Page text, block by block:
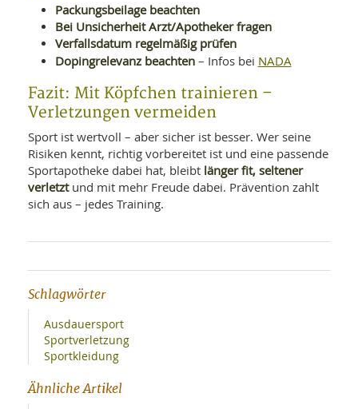
Packungsbeilage beachten
Bei Unsicherheit Arzt/Apotheker fragen
Verfallsdatum regelmäßig prüfen
Dopingrelevanz beachten– Infos bei NADA
Fazit: Mit Köpfchen trainieren –
Verletzungen vermeiden
Sport ist wertvoll – aber sicher ist besser. Wer seine
Risiken kennt, richtig vorbereitet ist und eine passende
Sportapotheke dabei hat, bleibt länger fit, seltener
verletztund mit mehr Freude dabei. Prävention zahlt
sich aus – jedes Training.
Schlagwörter
Ausdauersport
Sportverletzung
Sportkleidung
Ähnliche Artikel